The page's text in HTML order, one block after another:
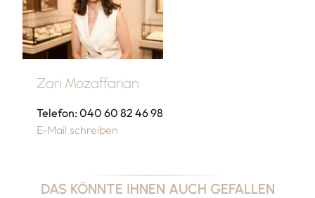
Zari Mozaffarian
Telefon: 040 60 82 46 98
E-Mail schreiben
DAS KÖNNTE IHNEN AUCH GEFALLEN